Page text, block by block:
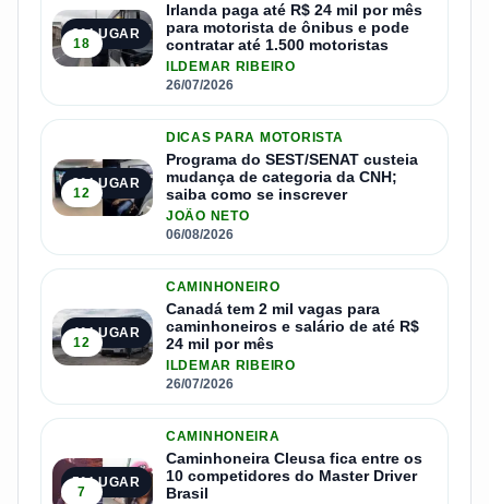
2º LUGAR
18
Irlanda paga até R$ 24 mil por mês
para motorista de ônibus e pode
contratar até 1.500 motoristas
ILDEMAR RIBEIRO
26/07/2026
3º LUGAR
12
DICAS PARA MOTORISTA
Programa do SEST/SENAT custeia
mudança de categoria da CNH;
saiba como se inscrever
JOÃO NETO
06/08/2026
4º LUGAR
12
CAMINHONEIRO
Canadá tem 2 mil vagas para
caminhoneiros e salário de até R$
24 mil por mês
ILDEMAR RIBEIRO
26/07/2026
5º LUGAR
7
CAMINHONEIRA
Caminhoneira Cleusa fica entre os
10 competidores do Master Driver
Brasil